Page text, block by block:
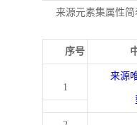
来源元素集属性简
序号
1
来源